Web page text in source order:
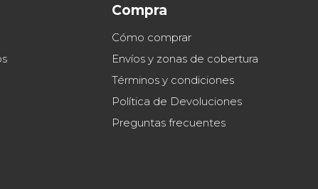
Compra
Cómo comprar
Envíos y zonas de cobertura
Términos y condiciones
Política de Devoluciones
Preguntas frecuentes